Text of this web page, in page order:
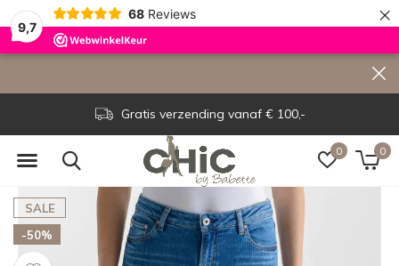
9,7
68 Reviews ×
0 0
Gratis verzending vanaf € 100,-
SALE
-50%